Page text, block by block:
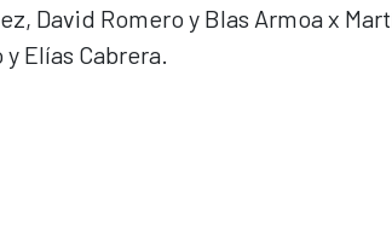
David Romero y Blas Armoa x
Elías Cabrera.